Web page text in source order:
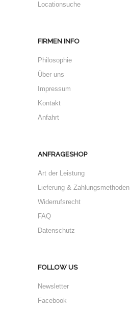
Locationsuche
FIRMEN INFO
Philosophie
Über uns
Impressum
Kontakt
Anfahrt
ANFRAGESHOP
Art der Leistung
Lieferung & Zahlungsmethoden
Widerrufsrecht
FAQ
Datenschutz
FOLLOW US
Newsletter
Facebook